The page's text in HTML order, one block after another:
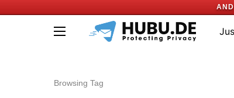
Browsing Tag